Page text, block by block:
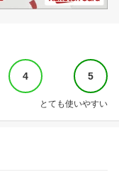
4 5
とても使いやすい